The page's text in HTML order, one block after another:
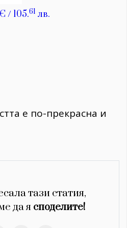
е по-прекрасна и
тази статия,
да я споделите!